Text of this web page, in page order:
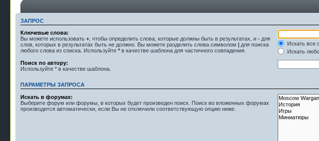
ЗАПРОС
Ключевые слова:
Вы можете использовать + , чтобы определить слова, которые должны быть в результатах, и - для
слов, которых в результатах быть не должно. Вы можете разделить слова символом | для поиска
любого слова из списка. Используйте * в качестве шаблона для частичного совпадения.
Искать все
Искать
Поиск по автору:
Используйте * в качестве шаблона.
ПАРАМЕТРЫ ЗАПРОСА
Искать в форумах:
Выберите форум или форумы, в которых будет произведен поиск. Поиск во вложенных форумах
производится автоматически, если Вы не отключили соответствующую опцию ниже.